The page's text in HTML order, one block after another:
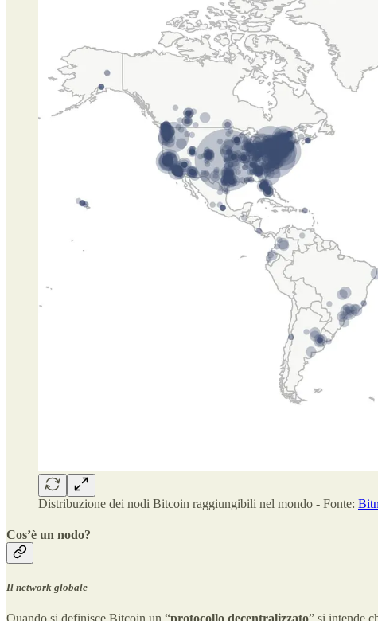
Distribuzione dei nodi Bitcoin raggiungibili nel mondo - Fonte:
Cos’è un nodo?
Il network globale